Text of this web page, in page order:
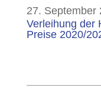
27. September
Verleihung der
Preise 2020/